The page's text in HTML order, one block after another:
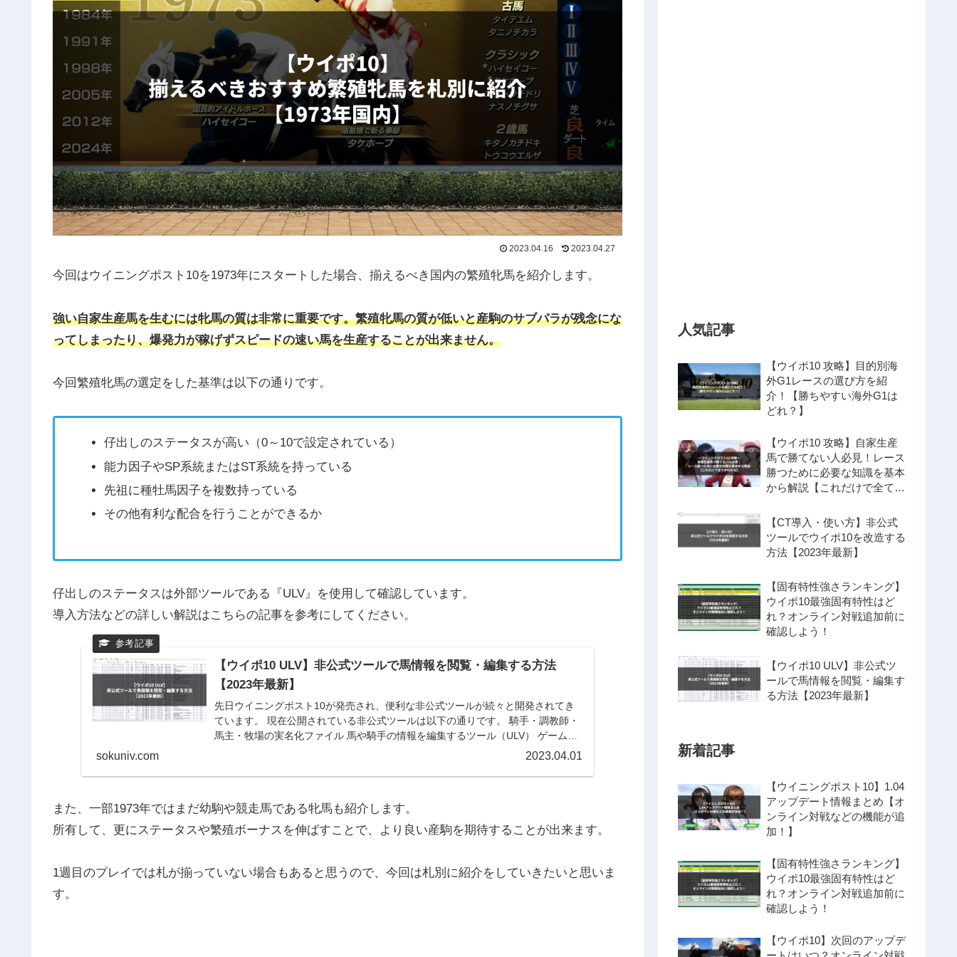
2023.04.16 2023.04.27
今回はウイニングポスト10を1973年にスタートした場合、揃えるべき国内の繁殖牝馬を紹介します。
強い自家生産馬を生むには牝馬の質は非常に重要です。繁殖牝馬の質が低いと産駒のサブパラが残念にな
ってしまったり、爆発力が稼げずスピードの速い馬を生産することが出来ません。
今回繁殖牝馬の選定をした基準は以下の通りです。
仔出しのステータスが高い（0～10で設定されている）
能力因子やSP系統またはST系統を持っている
先祖に種牡馬因子を複数持っている
その他有利な配合を行うことができるか
仔出しのステータスは外部ツールである『ULV』を使用して確認しています。
導入方法などの詳しい解説はこちらの記事を参考にしてください。
【ウイポ10 ULV】非公式ツールで馬情報を閲覧・編集する方法
【2023年最新】
先日ウイニングポスト10が発売され、便利な非公式ツールが続々と開発されてき
ています。 現在公開されている非公式ツールは以下の通りです。 騎手・調教師・
馬主・牧場の実名化ファイル 馬や騎手の情報を編集するツール（ULV） ゲーム全
sokuniv.com 2023.04.01
また、一部1973年ではまだ幼駒や競走馬である牝馬も紹介します。
所有して、更にステータスや繁殖ボーナスを伸ばすことで、より良い産駒を期待することが出来ます。
1週目のプレイでは札が揃っていない場合もあると思うので、今回は札別に紹介をしていきたいと思いま
す。
人気記事
【ウイポ10 攻略】目的別海
外G1レースの選び方を紹
介！【勝ちやすい海外G1は
どれ？】
【ウイポ10 攻略】自家生産
馬で勝てない人必見！レース
勝つために必要な知識を基本
から解説【これだけで全てが
【CT導入・使い方】非公式
ツールでウイポ10を改造する
方法【2023年最新】
【固有特性強さランキング】
ウイポ10最強固有特性はど
れ？オンライン対戦追加前に
確認しよう！
【ウイポ10 ULV】非公式ツ
ールで馬情報を閲覧・編集す
る方法【2023年最新】
新着記事
【ウイニングポスト10】1.04
アップデート情報まとめ【オ
ンライン対戦などの機能が追
加！】
【固有特性強さランキング】
ウイポ10最強固有特性はど
れ？オンライン対戦追加前に
確認しよう！
【ウイポ10】次回のアップデ